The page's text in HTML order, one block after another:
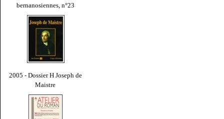
bernanosiennes, n°23
2005 - Dossier H Joseph de
Maistre